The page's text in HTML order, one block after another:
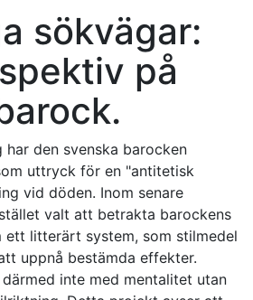
sökvägar:
på
har den svenska barocken
uttryck för en "antitetisk
vid döden. Inom senare
valt att betrakta barockens
litterärt system, som stilmedel
uppnå bestämda effekter.
inte med mentalitet utan